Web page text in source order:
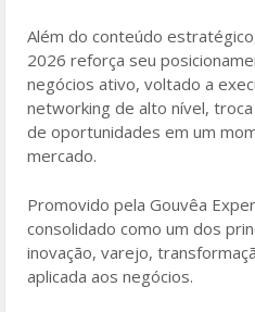
Além do conteúdo
2026 reforça seu
negócios ativo, voltado a
networking de alto nível,
de oportunidades em um
mercado.
Promovido pela Gouvêa
consolidado como um dos
inovação, varejo,
aplicada aos negócios.